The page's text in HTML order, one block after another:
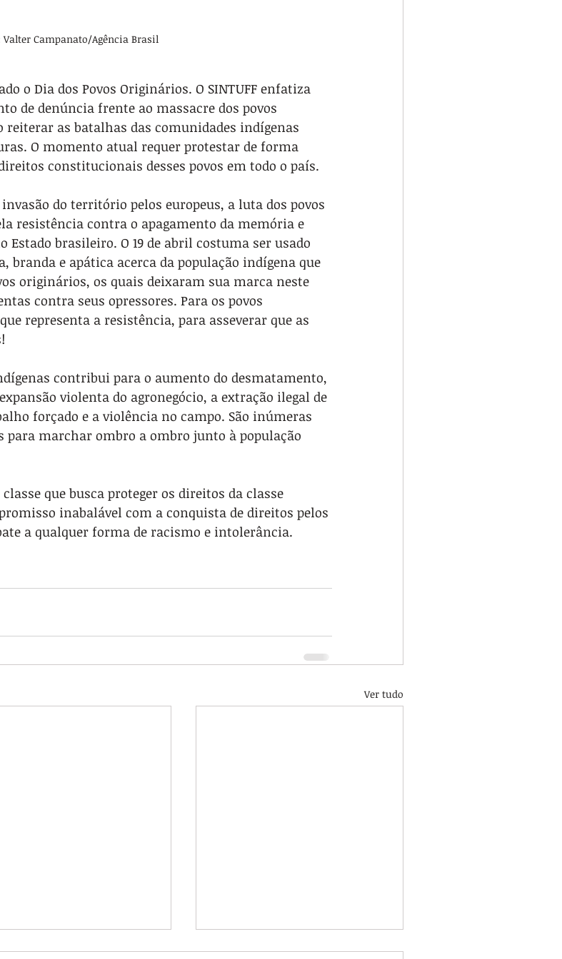
Valter Campanato/Agência Brasil
o Dia dos Povos Originários. O SINTUFF enfatiza
de denúncia frente ao massacre dos povos
reiterar as batalhas das comunidades indígenas
O momento atual requer protestar de forma
constitucionais desses povos em todo o país.
do território pelos europeus, a luta dos povos
resistência contra o apagamento da memória e
brasileiro. O 19 de abril costuma ser usado
e apática acerca da população indígena que
originários, os quais deixaram sua marca neste
contra seus opressores. Para os povos
representa a resistência, para asseverar que as
contribui para o aumento do desmatamento,
violenta do agronegócio, a extração ilegal de
forçado e a violência no campo. São inúmeras
para marchar ombro a ombro junto à população
classe que busca proteger os direitos da classe
inabalável com a conquista de direitos pelos
a qualquer forma de racismo e intolerância.
Ver tudo